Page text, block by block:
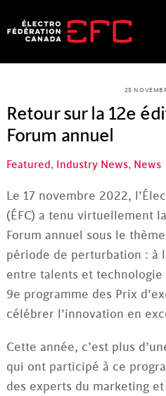
to
25
Retour sur la 12e
Forum annuel
Featured, Industry News, News
Le 17 novembre 2022,
(ÉFC) a tenu virtuellement
Forum annuel sous le
période de perturbation : à
entre talents et
9e programme des Prix
célébrer l’innovation en
Cette année, c’est plus
qui ont participé à ce
des experts du marketing